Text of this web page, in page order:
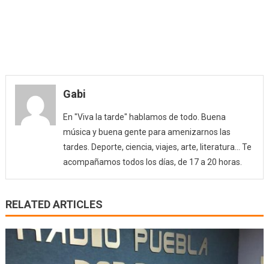
Gabi
En "Viva la tarde" hablamos de todo. Buena
música y buena gente para amenizarnos las
tardes. Deporte, ciencia, viajes, arte, literatura... Te
acompañamos todos los días, de 17 a 20 horas.
RELATED ARTICLES